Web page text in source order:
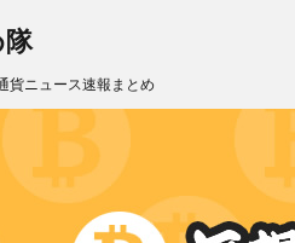
隊
貨ニュース速報まとめ